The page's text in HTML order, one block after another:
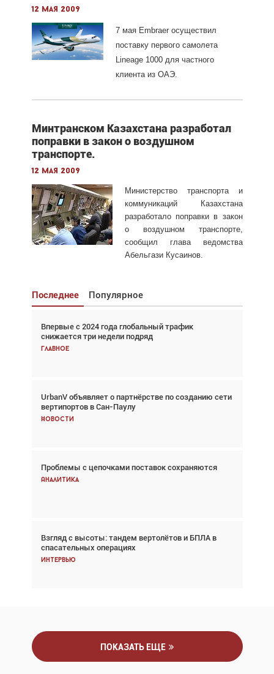
12 мая 2009
7 мая Embraerосуществил
поставку первого самолета
Lineage1000 для частного
клиента из ОАЭ.
Минтранском Казахстана разработал
поправки в закон о воздушном
транспорте.
12 мая 2009
Министерство транспорта и
коммуникаций Казахстана
разработало поправки в закон
о воздушном транспорте,
сообщил глава ведомства
Абельгази Кусаинов.
Последнее Популярное
Впервые с 2024 года глобальный трафик
снижается три недели подряд
Главное
UrbanV объявляет о партнёрстве по созданию сети
вертипортов в Сан-Паулу
Новости
Проблемы с цепочками поставок сохраняются
Аналитика
Взгляд с высоты: тандем вертолётов и БПЛА в
спасательных операциях
Интервью
Взгляд с высоты: тандем вертолётов и БПЛА в
спасательных операциях
Главное
Авиационный фотограф Дэйв Кох: «Фотография
говорит сама за себя... а ИИ всё портит»
Новости
Впервые с 2024 года глобальный трафик
снижается три недели подряд
Частный самолёт – это актив. Подходите к
покупке соответствующим образом
Интервью
ПОКАЗАТЬ ЕЩЕ